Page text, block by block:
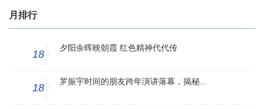
月排行
18
夕阳余晖映朝霞 红色精神代代传
18
罗振宇时间的朋友跨年演讲落幕，揭秘...